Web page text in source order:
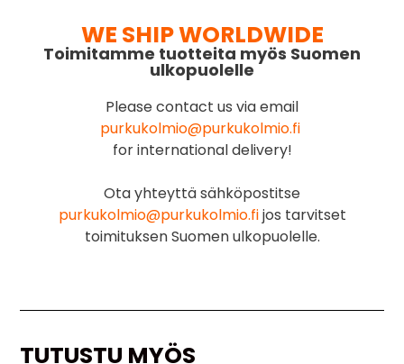
WE SHIP WORLDWIDE
Toimitamme tuotteita myös Suomen
ulkopuolelle
Please contact us via email
purkukolmio@purkukolmio.fi
for international delivery!
Ota yhteyttä sähköpostitse
purkukolmio@purkukolmio.fijos tarvitset
toimituksen Suomen ulkopuolelle.
TUTUSTU MYÖS